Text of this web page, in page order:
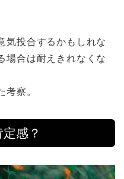
気投合するかもしれな
場合は耐えきれなくな
考察。
感？